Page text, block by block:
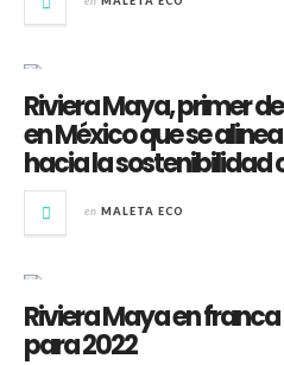
Riviera Maya, primer
en México que se
hacia la sostenibilidad
en MALETA ECO
Riviera Maya en
para 2022